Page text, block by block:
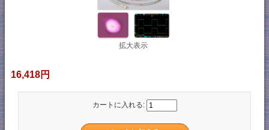
拡大表示
16,418円
カートに入れる: